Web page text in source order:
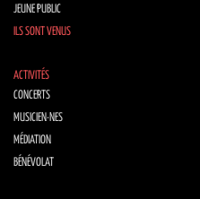
JEUNE PUBLIC
ILS SONT VENUS
ACTIVITÉS
CONCERTS
MUSICIEN·NES
MÉDIATION
BÉNÉVOLAT